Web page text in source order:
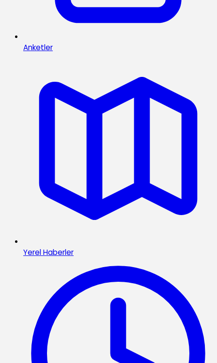
Anketler
Yerel Haberler